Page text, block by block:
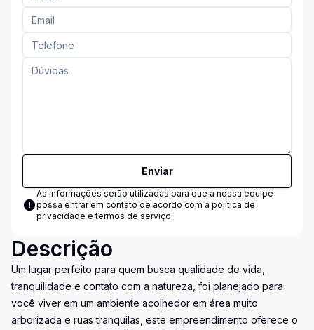
Enviar
As informações serão utilizadas para que a nossa equipe
possa entrar em contato de acordo com a política de
privacidade e termos de serviço
Descrição
Um lugar perfeito para quem busca qualidade de vida,
tranquilidade e contato com a natureza, foi planejado para
você viver em um ambiente acolhedor em área muito
arborizada e ruas tranquilas, este empreendimento oferece o